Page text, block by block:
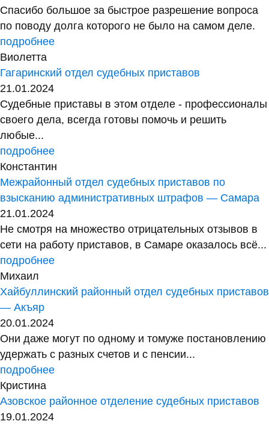
Спасибо большое за быстрое разрешение вопроса
по поводу долга которого не было на самом деле.
подробнее
Виолетта
Гагаринский отдел судебных приставов
21.01.2024
Судебные приставы в этом отделе - профессионалы
своего дела, всегда готовы помочь и решить
любые...
подробнее
Константин
Межрайонный отдел судебных приставов по
взысканию административных штрафов — Самара
21.01.2024
Не смотря на множество отрицательных отзывов в
сети на работу приставов, в Самаре оказалось всё...
подробнее
Михаил
Хайбуллинский районный отдел судебных приставов
— Акъяр
20.01.2024
Они даже могут по одному и томуже постановлению
удержать с разных счетов и с пенсии...
подробнее
Кристина
Азовское районное отделение судебных приставов
19.01.2024